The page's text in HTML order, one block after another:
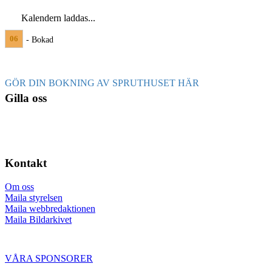
Kalendern laddas...
06 - Bokad
GÖR DIN BOKNING AV SPRUTHUSET HÄR
Gilla oss
Kontakt
Om oss
Maila styrelsen
Maila webbredaktionen
Maila Bildarkivet
VÅRA SPONSORER